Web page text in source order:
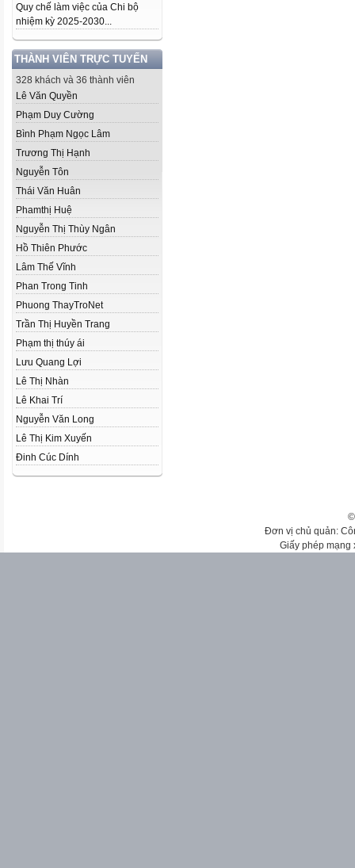
Quy chế làm việc của Chi bộ
nhiệm kỳ 2025-2030...
THÀNH VIÊN TRỰC TUYẾN
328 khách và 36 thành viên
Lê Văn Quyền
Phạm Duy Cường
Bình Phạm Ngọc Lâm
Trương Thị Hạnh
Nguyễn Tôn
Thái Văn Huân
Phamthị Huệ
Nguyễn Thị Thùy Ngân
Hồ Thiên Phước
Lâm Thế Vĩnh
Phan Trong Tinh
Phuong ThayTroNet
Trần Thị Huyền Trang
Phạm thị thúy ái
Lưu Quang Lợi
Lê Thị Nhàn
Lê Khai Trí
Nguyễn Văn Long
Lê Thị Kim Xuyến
Đinh Cúc Dính
Đơn vị chủ quản:
Giấy phép mạng